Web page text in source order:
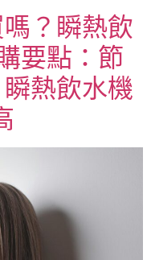
？瞬熱飲
要點：節
熱飲水機